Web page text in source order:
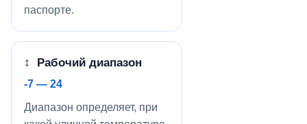
паспорте.
↕ Рабочий диапазон
-7 — 24
Диапазон определяет, при